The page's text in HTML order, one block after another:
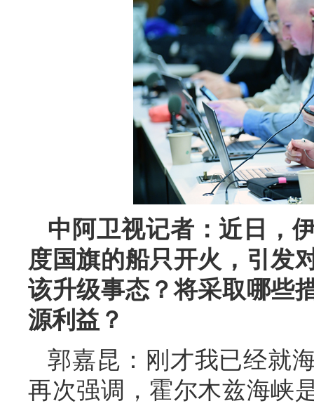
中阿卫视记者：近日，
度国旗的船只开火，引发
该升级事态？将采取哪些
源利益？
郭嘉昆：刚才我已经就
再次强调，霍尔木兹海峡